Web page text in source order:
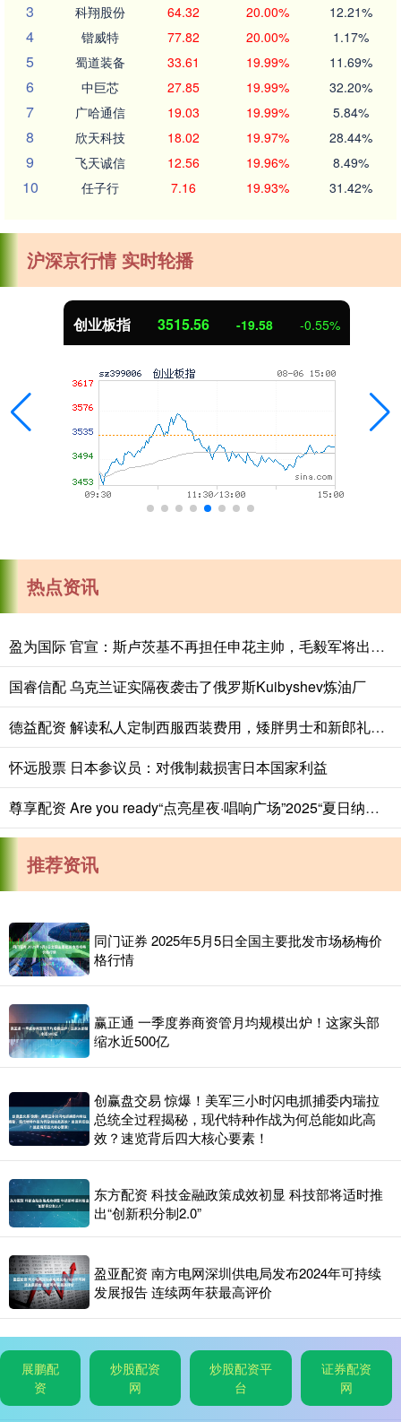
3 科翔股份 64.32 20.00% 12.21%
4 锴威特 77.82 20.00% 1.17%
5 蜀道装备 33.61 19.99% 11.69%
6 中巨芯 27.85 19.99% 32.20%
7 广哈通信 19.03 19.99% 5.84%
8 欣天科技 18.02 19.97% 28.44%
9 飞天诚信 12.56 19.96% 8.49%
10 任子行 7.16 19.93% 31.42%
沪深京行情 实时轮播
创业板指 3515.56 -19.58 -0.55%
热点资讯
盈为国际 官宣：斯卢茨基不再担任申花主帅，毛毅军将出任一线队教练组组长
国睿信配 乌克兰证实隔夜袭击了俄罗斯Kuibyshev炼油厂
德益配资 解读私人定制西服西装费用，矮胖男士和新郎礼服西服怎么选择
怀远股票 日本参议员：对俄制裁损害日本国家利益
尊享配资 Are you ready“点亮星夜·唱响广场”2025“夏日纳凉季·广场好声音”全民K歌活动即将唱响阜宁！_金沙湖_景区
推荐资讯
同门证券 2025年5月5日全国主要批发市场杨梅价
格行情
赢正通 一季度券商资管月均规模出炉！这家头部
缩水近500亿
创赢盘交易 惊爆！美军三小时闪电抓捕委内瑞拉
总统全过程揭秘，现代特种作战为何总能如此高
效？速览背后四大核心要素！
东方配资 科技金融政策成效初显 科技部将适时推
出“创新积分制2.0”
盈亚配资 南方电网深圳供电局发布2024年可持续
发展报告 连续两年获最高评价
展鹏配
资
炒股配资
网
炒股配资平
台
证券配资
网